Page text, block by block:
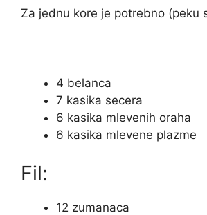
Za jednu kore je potrebno (peku
4 belanca
7 kasika secera
6 kasika mlevenih oraha
6 kasika mlevene plazme
Fil:
12 zumanaca